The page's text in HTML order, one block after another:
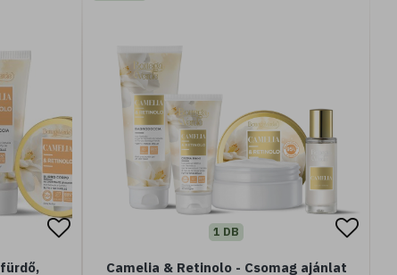
1 DB
Camelia & Retinolo - Csomag ajánlat